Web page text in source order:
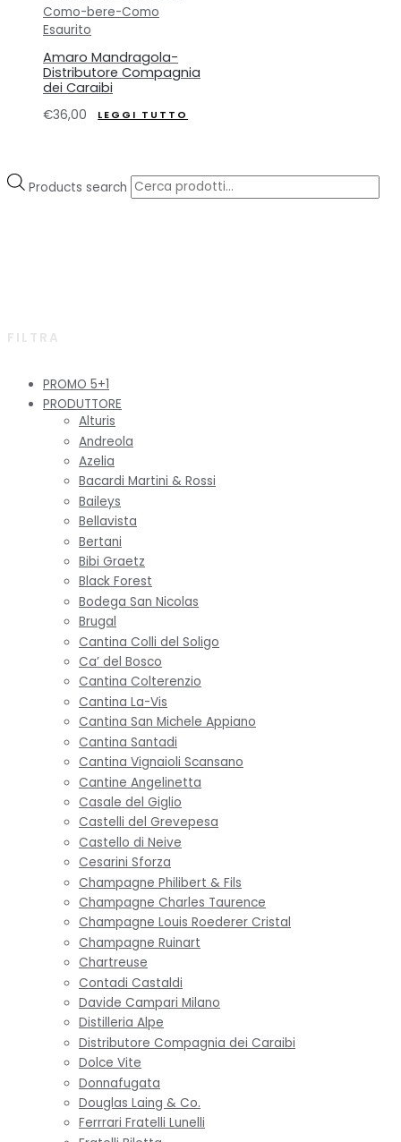
Products search
FILTRA
PROMO 5+1
PRODUTTORE
Alturis
Andreola
Azelia
Bacardi Martini & Rossi
Baileys
Bellavista
Bertani
Bibi Graetz
Black Forest
Bodega San Nicolas
Brugal
Cantina Colli del Soligo
Ca’ del Bosco
Cantina Colterenzio
Cantina La-Vis
Cantina San Michele Appiano
Cantina Santadi
Cantina Vignaioli Scansano
Cantine Angelinetta
Casale del Giglio
Castelli del Grevepesa
Castello di Neive
Cesarini Sforza
Champagne Philibert & Fils
Champagne Charles Taurence
Champagne Louis Roederer Cristal
Champagne Ruinart
Chartreuse
Contadi Castaldi
Davide Campari Milano
Distilleria Alpe
Distributore Compagnia dei Caraibi
Dolce Vite
Donnafugata
Douglas Laing & Co.
Ferrrari Fratelli Lunelli
Esaurito
Amaro Mandragola-
Distributore Compagnia
dei Caraibi
€36,00 LEGGI TUTTO